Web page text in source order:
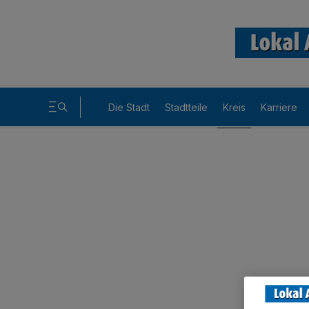
Die Stadt Stadtteile Kreis Karriere